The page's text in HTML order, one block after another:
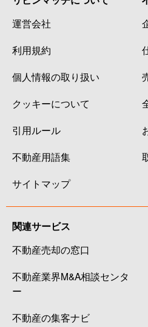
運営会社
利用規約
個人情報の取り扱い
クッキーについて
引用ルール
不動産用語集
サイトマップ
関連サービス
不動産売却の窓口
不動産業界M&A相談センタ
ー
不動産の集客ナビ